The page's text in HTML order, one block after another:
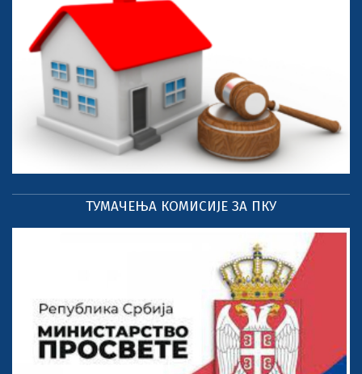
ТУМАЧЕЊА КОМИСИЈЕ ЗА ПКУ